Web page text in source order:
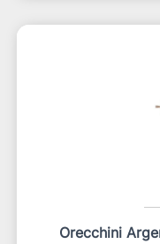
Orecchini